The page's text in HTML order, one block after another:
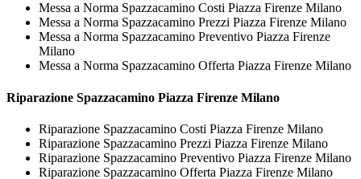
Messa a Norma Spazzacamino Costi Piazza Firenze Milano
Messa a Norma Spazzacamino Prezzi Piazza Firenze Milano
Messa a Norma Spazzacamino Preventivo Piazza Firenze
Milano
Messa a Norma Spazzacamino Offerta Piazza Firenze Milano
Riparazione Spazzacamino Piazza Firenze Milano
Riparazione Spazzacamino Costi Piazza Firenze Milano
Riparazione Spazzacamino Prezzi Piazza Firenze Milano
Riparazione Spazzacamino Preventivo Piazza Firenze Milano
Riparazione Spazzacamino Offerta Piazza Firenze Milano